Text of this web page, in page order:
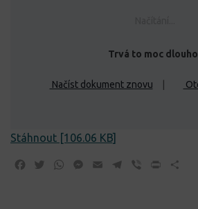
Trvá to moc
Načíst dokument znovu
Stáhnout [106.06 KB]
Facebook
TwitterWhatsApp
Messenger
Email Telegram
Viber Print